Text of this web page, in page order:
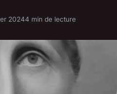
20244 min de lecture